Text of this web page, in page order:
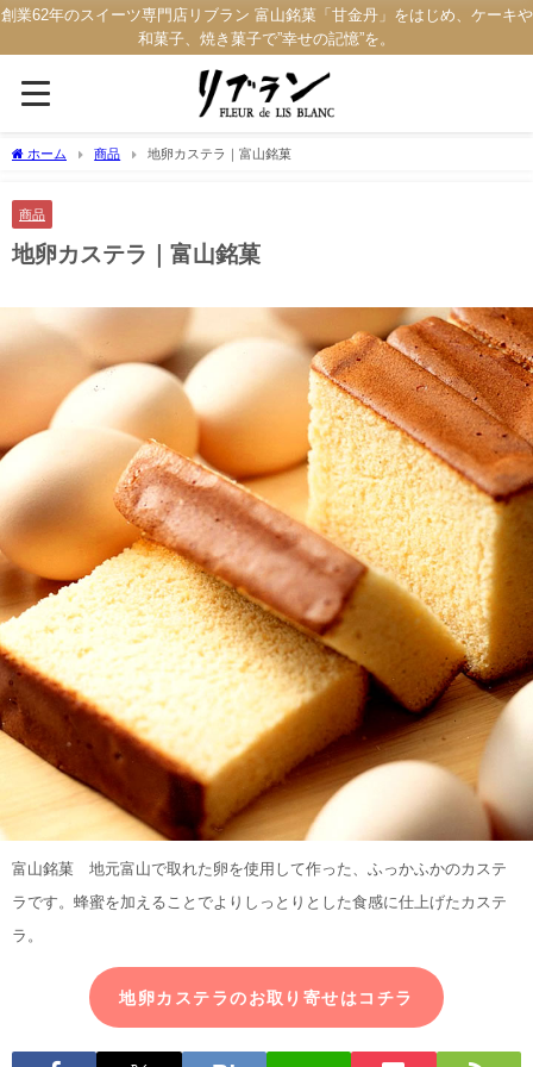
創業62年のスイーツ専門店リブラン 富山銘菓「甘金丹」をはじめ、ケーキや
和菓子、焼き菓子で”幸せの記憶”を。
ホーム 商品 地卵カステラ｜富山銘菓
商品
地卵カステラ｜富山銘菓
富山銘菓 地元富山で取れた卵を使用して作った、ふっかふかのカステ
ラです。蜂蜜を加えることでよりしっとりとした食感に仕上げたカステ
ラ。
地卵カステラのお取り寄せはコチラ